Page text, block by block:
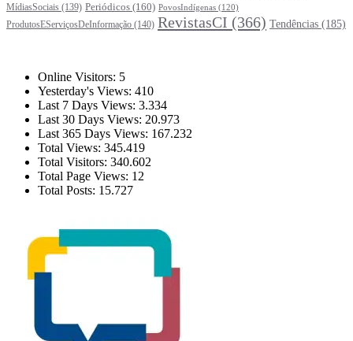
MídiasSociais (139) Periódicos (160) PovosIndígenas (120)
ProdutosEServiçosDeInformação (140) RevistasCI (366) Tendências (185)
Online Visitors: 5
Yesterday's Views: 410
Last 7 Days Views: 3.334
Last 30 Days Views: 20.973
Last 365 Days Views: 167.232
Total Views: 345.419
Total Visitors: 340.602
Total Page Views: 12
Total Posts: 15.727